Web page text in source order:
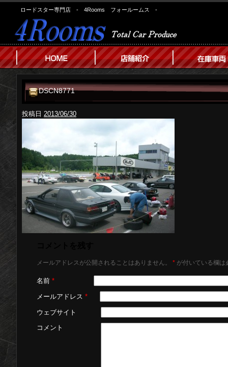
ロードスター専門店 - 4Rooms フォールームス -
DSCN8771
投稿日 2013/06/30
メールアドレスが公開されることはありません。 * が付いている欄は
名前 *
メールアドレス *
ウェブサイト
コメント